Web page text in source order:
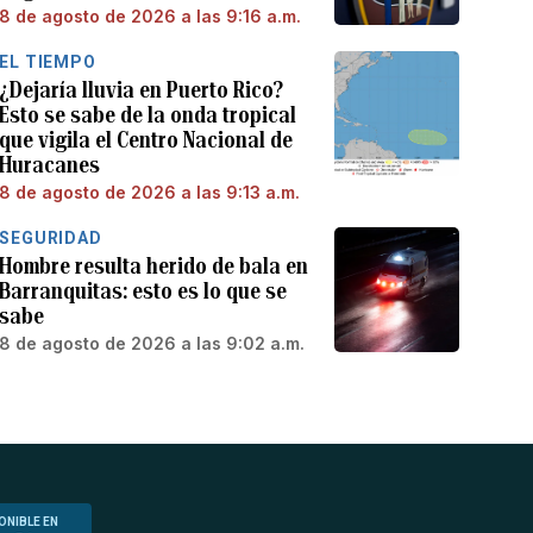
8 de agosto de 2026 a las 9:16 a.m.
EL TIEMPO
¿Dejaría lluvia en Puerto Rico?
Esto se sabe de la onda tropical
que vigila el Centro Nacional de
Huracanes
8 de agosto de 2026 a las 9:13 a.m.
SEGURIDAD
Hombre resulta herido de bala en
Barranquitas: esto es lo que se
sabe
8 de agosto de 2026 a las 9:02 a.m.
EN